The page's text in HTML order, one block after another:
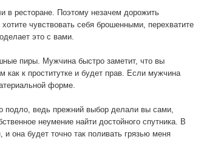
в ресторане. Поэтому незачем дорожить
чувствовать себя брошенными, перехватите
это с вами.
пиры. Мужчина быстро заметит, что вы
как к проститутке и будет прав. Если мужчина
форме.
подло, ведь прежний выбор делали вы сами,
неумение найти достойного спутника. В
она будет точно так поливать грязью меня